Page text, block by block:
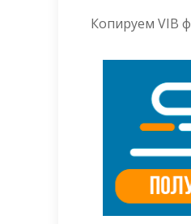
Копируем VIB